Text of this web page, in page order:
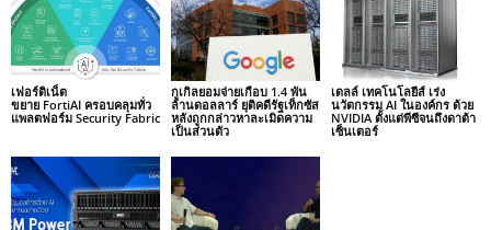
เฟอร์ติเน็ต
ขยาย FortiAI ครอบคลุมทั่ว
แพลตฟอร์ม Security Fabric
กูเกิลยอมจ่ายเกือบ 1.4 พัน
ล้านดอลลาร์ ยุติคดีรัฐเท็กซัส
หลังถูกกล่าวหาละเมิดความ
เป็นส่วนตัว
เดลล์ เทคโนโลยีส์ เร่ง
นวัตกรรม AI ในองค์กร ด้วย
NVIDIA ตั้งแต่พีซีจนถึงดาต้า
เซ็นเตอร์